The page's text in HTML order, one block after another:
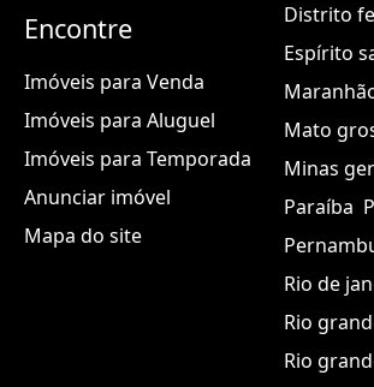
Encontre
Imóveis para Venda
Imóveis para Aluguel
Imóveis para Temporada
Anunciar imóvel
Mapa do site
Distrito
Espírito
Mato
Minas
Paraíba
Rio de
Rio
Rio